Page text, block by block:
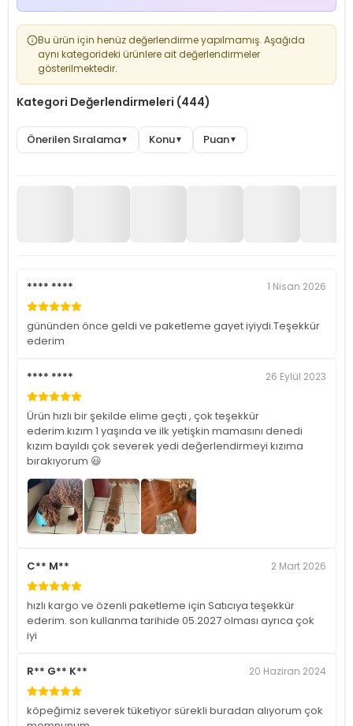
Bu ürün için henüz değerlendirme yapılmamış. Aşağıda
aynı kategorideki ürünlere ait değerlendirmeler
gösterilmektedir.
Kategori Değerlendirmeleri (444)
Önerilen Sıralama▼ Konu▼ Puan▼
**** **** 1 Nisan 2026
gününden önce geldi ve paketleme gayet iyiydi.Teşekkür
ederim
**** **** 26 Eylül 2023
Ürün hızlı bir şekilde elime geçti , çok teşekkür
ederim.kızım 1 yaşında ve ilk yetişkin mamasını denedi
kızım bayıldı çok severek yedi değerlendirmeyi kızıma
bırakıyorum 😃
C** M** 2 Mart 2026
hızlı kargo ve özenli paketleme için Satıcıya teşekkür
ederim. son kullanma tarihide 05.2027 olması ayrıca çok
iyi
R** G** K** 20 Haziran 2024
köpeğimiz severek tüketiyor sürekli buradan alıyorum çok